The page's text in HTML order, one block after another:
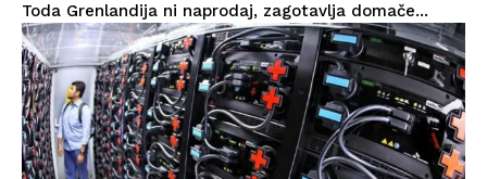
Toda Grenlandija ni naprodaj, zagotavlja domače...